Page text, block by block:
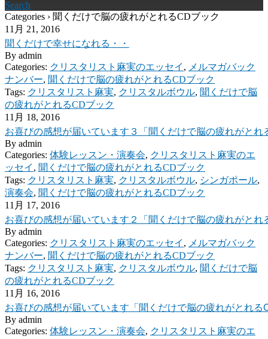
Search
Categories › 聞くだけで脳の疲れがとれるCDブック
11月 21, 2016
聞くだけで幸せになれる・・
By admin
Categories: クリスタリスト麻実のエッセイ , メルマガバック
ナンバー, 聞くだけで脳の疲れがとれるCDブック
Tags: クリスタリスト麻実, クリスタルボウル, 聞くだけで脳
の疲れがとれるCDブック
11月 18, 2016
お喜びの感想が届いています３「聞くだけで脳の疲れがとれ
By admin
Categories: 体験レッスン・演奏会, クリスタリスト麻実のエ
ッセイ , 聞くだけで脳の疲れがとれるCDブック
Tags: クリスタリスト麻実, クリスタルボウル, シンガポール,
演奏会, 聞くだけで脳の疲れがとれるCDブック
11月 17, 2016
お喜びの感想が届いています２「聞くだけで脳の疲れがとれ
By admin
Categories: クリスタリスト麻実のエッセイ , メルマガバック
ナンバー, 聞くだけで脳の疲れがとれるCDブック
Tags: クリスタリスト麻実, クリスタルボウル, 聞くだけで脳
の疲れがとれるCDブック
11月 16, 2016
お喜びの感想が届いています「聞くだけで脳の疲れがとれる
By admin
Categories: 体験レッスン・演奏会, クリスタリスト麻実のエ